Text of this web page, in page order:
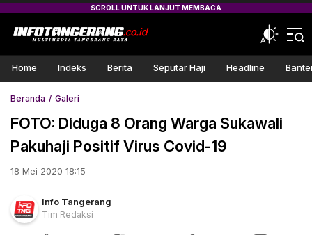
Home Indeks Berita Seputar Haji Headline
Beranda Galeri
FOTO: Diduga 8 Orang Warga Sukawali
Pakuhaji Positif Virus Covid-19
18 Mei 2020 18:15
Info Tangerang
Tim Redaksi